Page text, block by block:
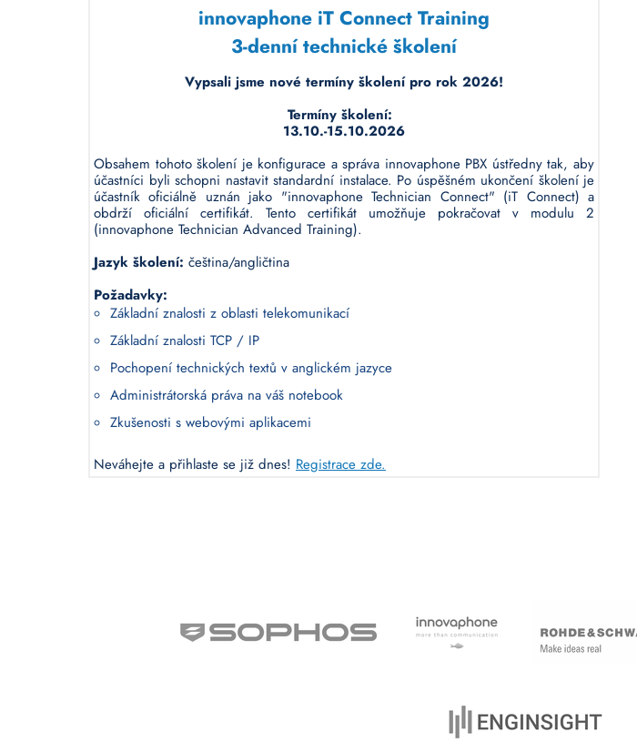
innovaphone iT Connect Training
3-denní technické školení
Vypsali jsme nové termíny školení pro rok 2026!
Termíny školení:
13.10.-15.10.2026
Obsahem tohoto školení je konfigurace a správa innovaphone PBX ústředny tak, aby
účastníci byli schopni nastavit standardní instalace. Po úspěšném ukončení školení je
účastník oficiálně uznán jako "innovaphone Technician Connect" (iT Connect) a
obdrží oficiální certifikát. Tento certifikát umožňuje pokračovat v modulu 2
(innovaphone Technician Advanced Training).
Jazyk školení: čeština/angličtina
Požadavky:
Základní znalosti z oblasti telekomunikací
Základní znalosti TCP / IP
Pochopení technických textů v anglickém jazyce
Administrátorská práva na váš notebook
Zkušenosti s webovými aplikacemi
Neváhejte a přihlaste se již dnes! Registrace zde.